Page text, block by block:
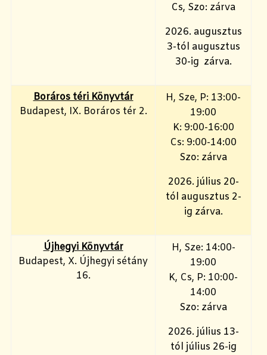
Cs, Szo: zárva
2026. augusztus
3-tól augusztus
30-ig zárva.
Boráros téri Könyvtár
Budapest, IX. Boráros tér 2.
H, Sze, P: 13:00-
19:00
K: 9:00-16:00
Cs: 9:00-14:00
Szo: zárva
2026. július 20-
tól augusztus 2-
ig zárva.
Újhegyi Könyvtár
Budapest, X. Újhegyi sétány
16.
H, Sze: 14:00-
19:00
K, Cs, P: 10:00-
14:00
Szo: zárva
2026. július 13-
tól július 26-ig